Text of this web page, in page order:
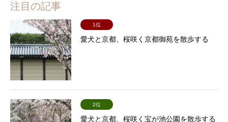
注目の記事
1位
愛犬と京都、桜咲く京都御苑を散歩する
2位
愛犬と京都、桜咲く宝が池公園を散歩する